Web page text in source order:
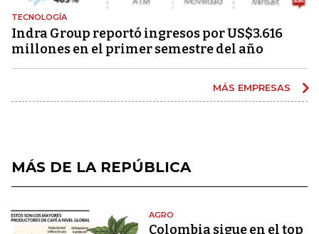
TECNOLOGÍA
Indra Group reportó ingresos por US$3.616
millones en el primer semestre del año
MÁS EMPRESAS
MÁS DE LA REPÚBLICA
AGRO
Colombia sigue en el top